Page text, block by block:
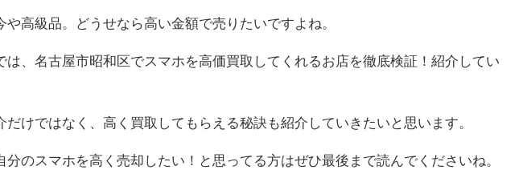
や高級品。どうせなら高い金額で売りたいですよね。
は、名古屋市昭和区でスマホを高価買取してくれるお店を徹底検証！紹介してい
だけではなく、高く買取してもらえる秘訣も紹介していきたいと思います。
分のスマホを高く売却したい！と思ってる方はぜひ最後まで読んでくださいね。